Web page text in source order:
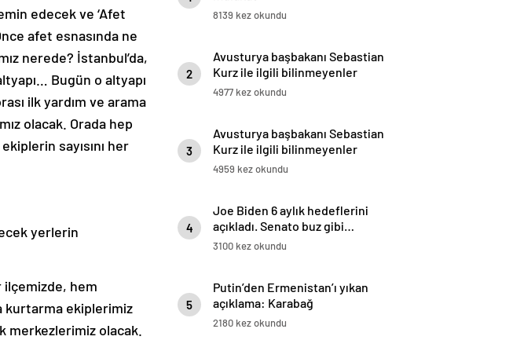
edecek ve ‘Afet
afet esnasında ne
nerede? İstanbul’da,
Bugün o altyapı
ilk yardım ve arama
olacak. Orada hep
sayısını her
yerlerin
ilçemizde, hem
kurtarma ekiplerimiz
merkezlerimiz olacak.
8139 kez okundu
2
Avusturya başbakanı Sebastian
Kurz ile ilgili bilinmeyenler
4977 kez okundu
3
Avusturya başbakanı Sebastian
Kurz ile ilgili bilinmeyenler
4959 kez okundu
4
Joe Biden 6 aylık hedeflerini
açıkladı. Senato buz gibi…
3100 kez okundu
5
Putin’den Ermenistan’ı yıkan
açıklama: Karabağ
Azerbaycan’ın ayrılmaz bir
2180 kez okundu